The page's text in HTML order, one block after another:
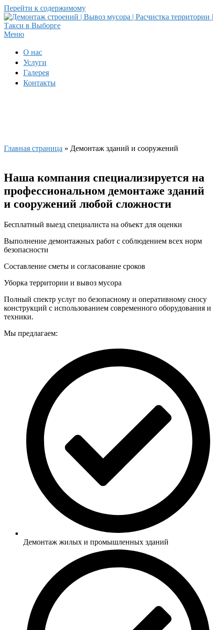
Перейти к содержимому
Меню
О нас
Услуги
Галерея
Контакты
Главная страница » Демонтаж зданий и сооружений
Наша компания специализируется на
профессиональном демонтаже зданий
и сооружений любой сложности
Бесплатный выезд специалиста на объект для оценки
Выполнение демонтажных работ с соблюдением всех норм
безопасности
Составление сметы и согласование сроков
Уборка территории и вывоз мусора
Полный спектр услуг по безопасному и оперативному сносу
конструкций с использованием современного оборудования и
техники.
Мы предлагаем:
Демонтаж жилых и промышленных зданий